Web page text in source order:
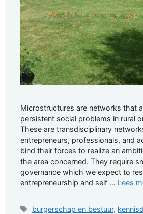
Microstructures are networks that
persistent social problems in rural
These are transdisciplinary
entrepreneurs, professionals, and
bind their forces to realize an
the area concerned. They require
governance which we expect to
entrepreneurship and self … Lees
Tags
burgerschap en bestuur,